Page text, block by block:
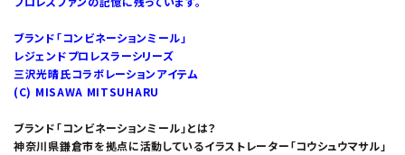
ブランド「コンビネーションミール」
レジェンドプロレスラーシリーズ
三沢光晴氏コラボレーションアイテム
(C) MISAWA MITSUHARU
ブランド「コンビネーションミール」とは？
神奈川県鎌倉市を拠点に活動しているイラストレーター「コウシュウマサル」